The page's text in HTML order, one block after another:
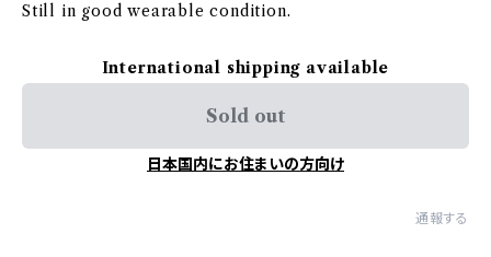
Still in good wearable condition.
International shipping available
Sold out
日本国内にお住まいの方向け
通報する